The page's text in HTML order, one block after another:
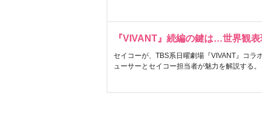
『VIVANT』続編の鍵は…世界観
セイコーが、TBS系日曜劇場『VIVANT』コラ
ューサーとセイコー担当者が魅力を解説する。